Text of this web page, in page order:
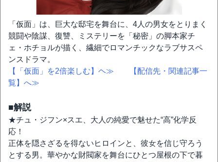
「仮面」は、巨大な邸宅を舞台に、4人の男女をとりまく
競闘や陰謀、復讐、ミステリーを「秘密」の脚本家チ
ェ・ホチョルが描く、繊細でロマンチックなラブサスペ
ンスドラマ。
【「仮面」を2倍楽しむ】ヘ≫
【配信先・関連記事一
覧】へ≫
■解説
★チュ・ジフン×スエ、大人の純愛で魅せた“高”化学反
応！
正体を隠さざるを得ないヒロインと、彼女を信じ守ろう
とする男。華やかな財閥家を舞台にひとつ屋根の下で暮